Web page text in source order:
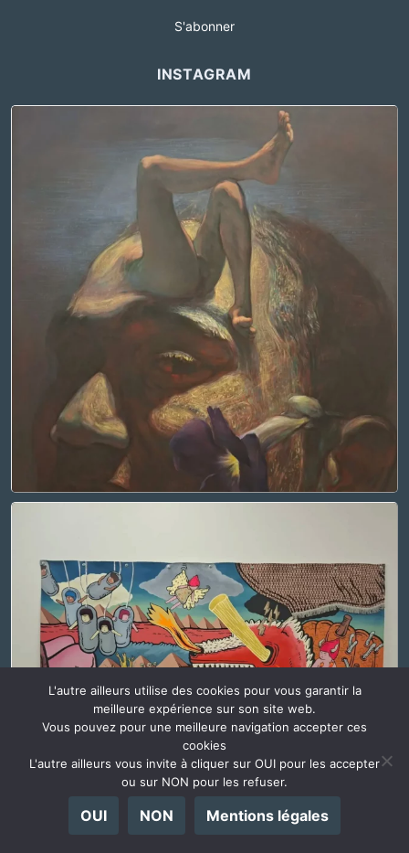
S'abonner
INSTAGRAM
L'autre ailleurs utilise des cookies pour vous garantir la
meilleure expérience sur son site web.
Vous pouvez pour une meilleure navigation accepter ces
cookies
L'autre ailleurs vous invite à cliquer sur OUI pour les accepter
ou sur NON pour les refuser.
OUI NON Mentions légales